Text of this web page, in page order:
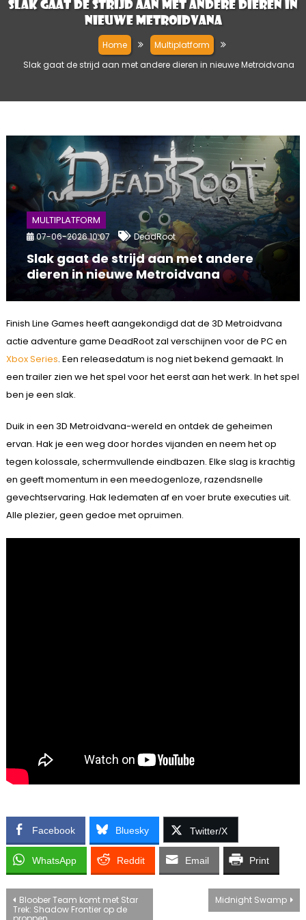
Slak gaat de strijd aan met andere dieren in
nieuwe Metroidvana
Home
Multiplatform
Slak gaat de strijd aan met andere dieren in nieuwe Metroidvana
MULTIPLATFORM
07-06-2026 10:07 DeadRoot
Slak gaat de strijd aan met andere
dieren in nieuwe Metroidvana
Finish Line Games heeft aangekondigd dat de 3D Metroidvana
actie adventure game DeadRoot zal verschijnen voor de PC en
Xbox Series. Een releasedatum is nog niet bekend gemaakt. In
een trailer zien we het spel voor het eerst aan het werk. In het spel
ben je een slak.
Duik in een 3D Metroidvana-wereld en ontdek de geheimen
ervan. Hak je een weg door hordes vijanden en neem het op
tegen kolossale, schermvullende eindbazen. Elke slag is krachtig
en geeft momentum in een meedogenloze, razendsnelle
gevechtservaring. Hak ledematen af ​​en voer brute executies uit.
Alle plezier, geen gedoe met opruimen.
Facebook Bluesky Twitter/X
WhatsApp Reddit Email Print
Bericht
Bloober Team komt met Star
Trek: Shadow Frontier op de
Midnight Swamp